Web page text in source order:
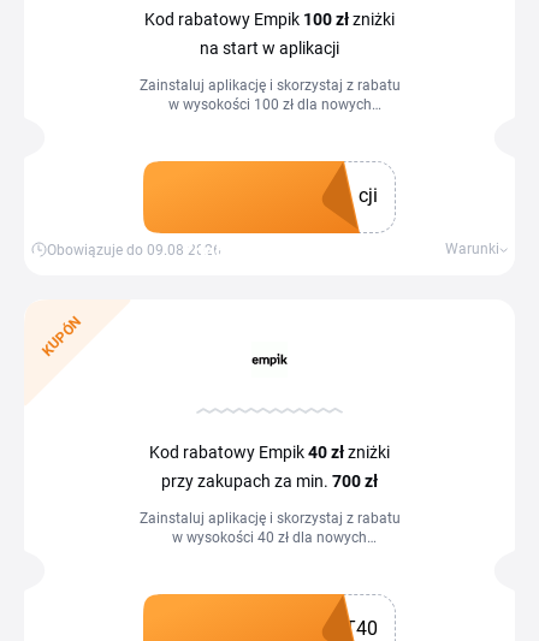
zakupy i skorzystać z okazji promocji, zwrotu gotówki i
darmowej dostawy dzięki Tipli.
Kod rabatowy Empik 100 złzniżki
na start w aplikacji
Zainstaluj aplikację i skorzystaj z rabatu
w wysokości 100 zł dla nowych
Zdobądź kupon
cji
Obowiązuje do 09.08.2026 Warunki
KUPÓN
Kod rabatowy Empik40 złzniżki
przy zakupach za min. 700 zł
Zainstaluj aplikację i skorzystaj z rabatu
w wysokości 40 zł dla nowych
T40